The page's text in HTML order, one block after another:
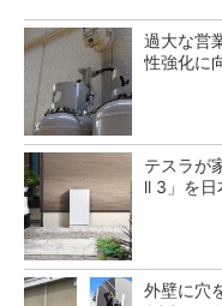
過大な営
性強化に
テスラが
ll 3」を日
外壁に穴